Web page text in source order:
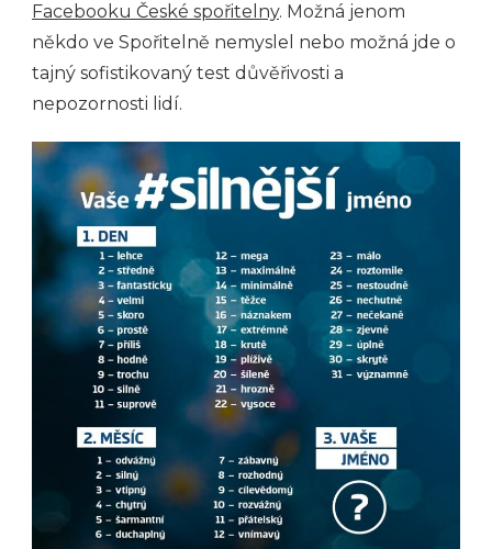
Facebooku České spořitelny. Možná jenom
někdo ve Spořitelně nemyslel nebo možná jde o
tajný sofistikovaný test důvěřivosti a
nepozornosti lidí.